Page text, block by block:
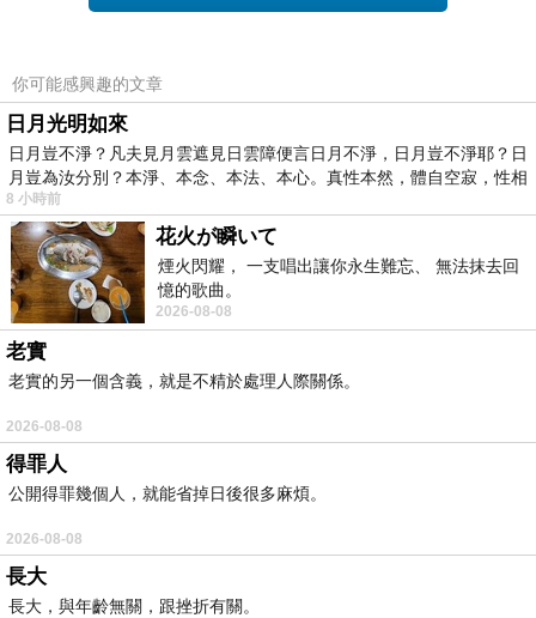
你可能感興趣的文章
日月光明如來
日月豈不淨？凡夫見月雲遮見日雲障便言日月不淨，日月豈不淨耶？日
月豈為汝分別？本淨、本念、本法、本心。真性本然，體自空寂，性相
8 小時前
花火が瞬いて
煙火閃耀， 一支唱出讓你永生難忘、 無法抹去回
憶的歌曲。
2026-08-08
老實
老實的另一個含義，就是不精於處理人際關係。
2026-08-08
得罪人
公開得罪幾個人，就能省掉日後很多麻煩。
2026-08-08
長大
長大，與年齡無關，跟挫折有關。